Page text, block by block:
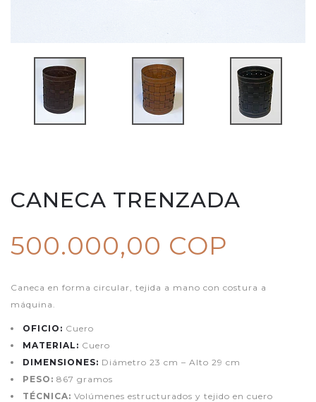
CANECA TRENZADA
500.000,00 COP
Caneca en forma circular, tejida a mano con costura a
máquina.
OFICIO: Cuero
MATERIAL: Cuero
DIMENSIONES: Diámetro 23 cm – Alto 29 cm
PESO: 867 gramos
TÉCNICA: Volúmenes estructurados y tejido en cuero